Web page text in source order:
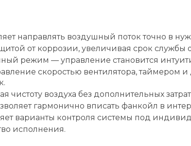
направлять воздушный поток точно в
от коррозии, увеличивая срок службы
режим — управление становится
скоростью вентилятора,
воздуха без дополнительных
гармонично вписать фанкойл в
варианты контроля системы под
исполнения.